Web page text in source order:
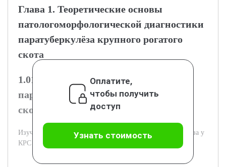
Глава 1. Теоретические основы
патологоморфологической диагностики
паратуберкулёза крупного рогатого
скота
1.01.1 Этиология и патогенез
паратуберкулёза у крупного рогатого
скота
Изучается природа и механизмы развития паратуберкулёза у
КРС с морфологической точки зрения.
Оплатите,
чтобы получить
доступ
Узнать стоимость